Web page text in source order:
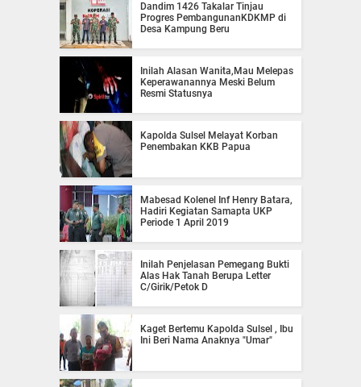
Dandim 1426 Takalar Tinjau
Progres PembangunanKDKMP di
Desa Kampung Beru
Inilah Alasan Wanita,Mau Melepas
Keperawanannya Meski Belum
Resmi Statusnya
Kapolda Sulsel Melayat Korban
Penembakan KKB Papua
Mabesad Kolenel Inf Henry Batara,
Hadiri Kegiatan Samapta UKP
Periode 1 April 2019
Inilah Penjelasan Pemegang Bukti
Alas Hak Tanah Berupa Letter
C/Girik/Petok D
Kaget Bertemu Kapolda Sulsel , Ibu
Ini Beri Nama Anaknya "Umar"